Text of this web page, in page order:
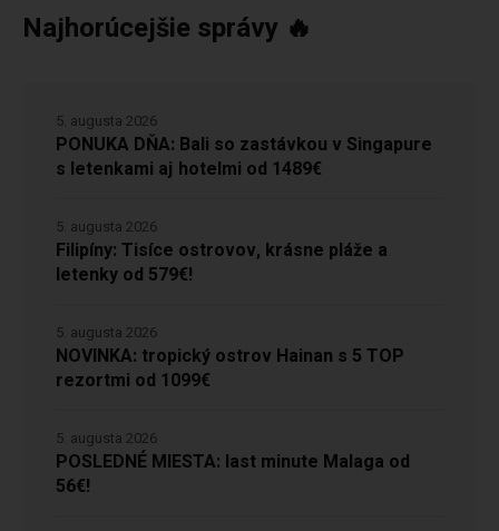
Najhorúcejšie správy 🔥
PONUKA DŇA: Bali so zastávkou v Singapure
s letenkami aj hotelmi od 1489€
5. augusta 2026
Filipíny: Tisíce ostrovov, krásne pláže a
letenky od 579€!
5. augusta 2026
NOVINKA: tropický ostrov Hainan s 5 TOP
rezortmi od 1099€
5. augusta 2026
POSLEDNÉ MIESTA: last minute Malaga od
56€!
5. augusta 2026